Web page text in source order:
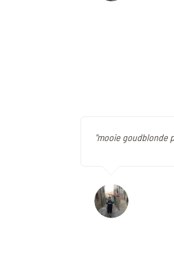
"mooie goudblonde